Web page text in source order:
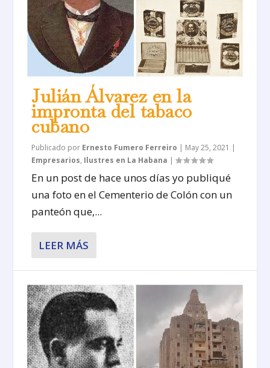
Julián Álvarez en la
impronta del tabaco
cubano
Publicado por Ernesto Fumero Ferreiro | May 25, 2021 |
Empresarios, Ilustres en La Habana |
En un post de hace unos días yo publiqué
una foto en el Cementerio de Colón con un
panteón que,...
LEER MÁS